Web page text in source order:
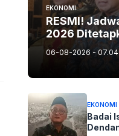
EKONOMI
RESMI!
2026
06-08-2026 - 07.04
EKONOMI
Badai